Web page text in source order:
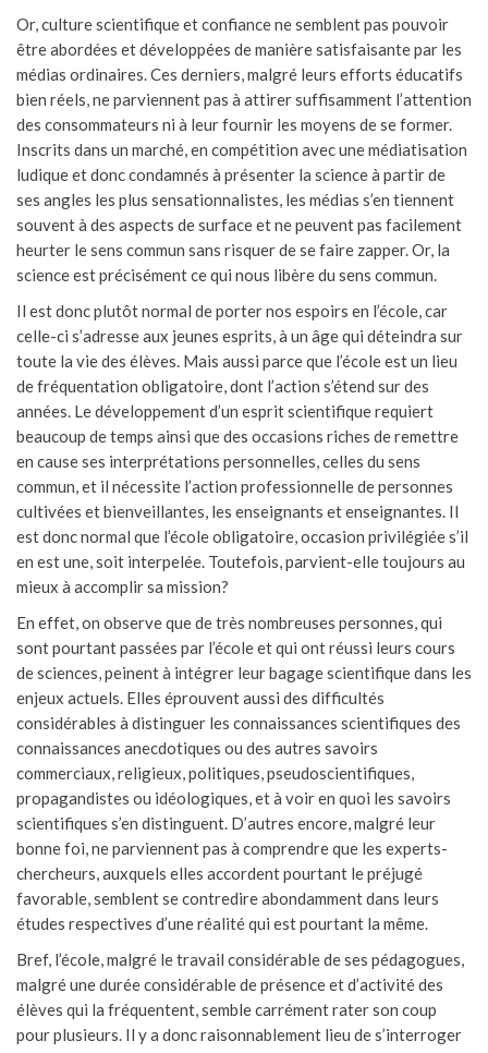
Or, culture scientifique et confiance ne semblent pas pouvoir
être abordées et développées de manière satisfaisante par les
médias ordinaires. Ces derniers, malgré leurs efforts éducatifs
bien réels, ne parviennent pas à attirer suffisamment l’attention
des consommateurs ni à leur fournir les moyens de se former.
Inscrits dans un marché, en compétition avec une médiatisation
ludique et donc condamnés à présenter la science à partir de
ses angles les plus sensationnalistes, les médias s’en tiennent
souvent à des aspects de surface et ne peuvent pas facilement
heurter le sens commun sans risquer de se faire zapper. Or, la
science est précisément ce qui nous libère du sens commun.
Il est donc plutôt normal de porter nos espoirs en l’école, car
celle-ci s’adresse aux jeunes esprits, à un âge qui déteindra sur
toute la vie des élèves. Mais aussi parce que l’école est un lieu
de fréquentation obligatoire, dont l’action s’étend sur des
années. Le développement d’un esprit scientifique requiert
beaucoup de temps ainsi que des occasions riches de remettre
en cause ses interprétations personnelles, celles du sens
commun, et il nécessite l’action professionnelle de personnes
cultivées et bienveillantes, les enseignants et enseignantes. Il
est donc normal que l’école obligatoire, occasion privilégiée s’il
en est une, soit interpelée. Toutefois, parvient-elle toujours au
mieux à accomplir sa mission?
En effet, on observe que de très nombreuses personnes, qui
sont pourtant passées par l’école et qui ont réussi leurs cours
de sciences, peinent à intégrer leur bagage scientifique dans les
enjeux actuels. Elles éprouvent aussi des difficultés
considérables à distinguer les connaissances scientifiques des
connaissances anecdotiques ou des autres savoirs
commerciaux, religieux, politiques, pseudoscientifiques,
propagandistes ou idéologiques, et à voir en quoi les savoirs
scientifiques s’en distinguent. D’autres encore, malgré leur
bonne foi, ne parviennent pas à comprendre que les experts-
chercheurs, auxquels elles accordent pourtant le préjugé
favorable, semblent se contredire abondamment dans leurs
études respectives d’une réalité qui est pourtant la même.
Bref, l’école, malgré le travail considérable de ses pédagogues,
malgré une durée considérable de présence et d’activité des
élèves qui la fréquentent, semble carrément rater son coup
pour plusieurs. Il y a donc raisonnablement lieu de s’interroger